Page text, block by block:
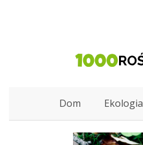
Dom Ekologia